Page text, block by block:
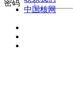
密码
中国核网